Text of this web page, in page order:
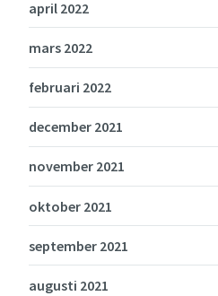
april 2022
mars 2022
februari 2022
december 2021
november 2021
oktober 2021
september 2021
augusti 2021